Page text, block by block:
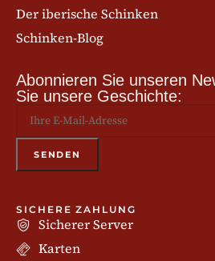
Der iberische Schinken
Schinken-Blog
Abonnieren Sie unseren
Sie unsere Geschichte:
SICHERE ZAHLUNG
Sicherer Server
Karten